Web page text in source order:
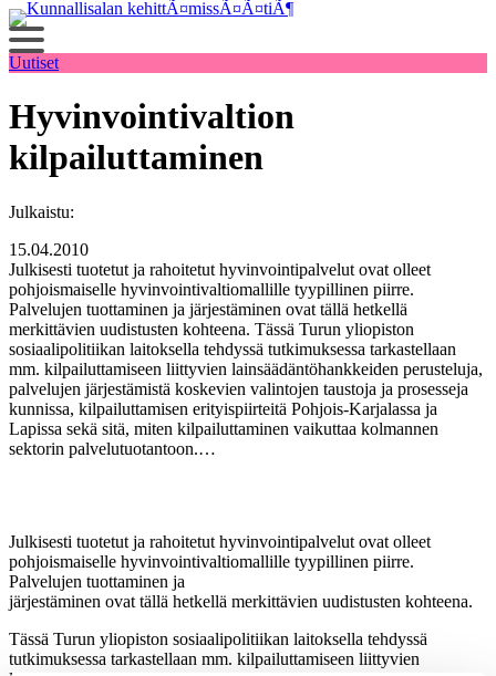
Siirry
sisältöön
Uutiset
Hyvinvointivaltion
kilpailuttaminen
Julkaistu:
15.04.2010
Julkisesti tuotetut ja rahoitetut hyvinvointipalvelut ovat olleet
pohjoismaiselle hyvinvointivaltiomallille tyypillinen piirre.
Palvelujen tuottaminen ja järjestäminen ovat tällä hetkellä
merkittävien uudistusten kohteena. Tässä Turun yliopiston
sosiaalipolitiikan laitoksella tehdyssä tutkimuksessa tarkastellaan
mm. kilpailuttamiseen liittyvien lainsäädäntöhankkeiden perusteluja,
palvelujen järjestämistä koskevien valintojen taustoja ja prosesseja
kunnissa, kilpailuttamisen erityispiirteitä Pohjois-Karjalassa ja
Lapissa sekä sitä, miten kilpailuttaminen vaikuttaa kolmannen
sektorin palvelutuotantoon.…
Julkisesti tuotetut ja rahoitetut hyvinvointipalvelut ovat olleet
pohjoismaiselle hyvinvointivaltiomallille tyypillinen piirre.
Palvelujen tuottaminen ja
järjestäminen ovat tällä hetkellä merkittävien uudistusten kohteena.
Tässä Turun yliopiston sosiaalipolitiikan laitoksella tehdyssä
tutkimuksessa tarkastellaan mm. kilpailuttamiseen liittyvien